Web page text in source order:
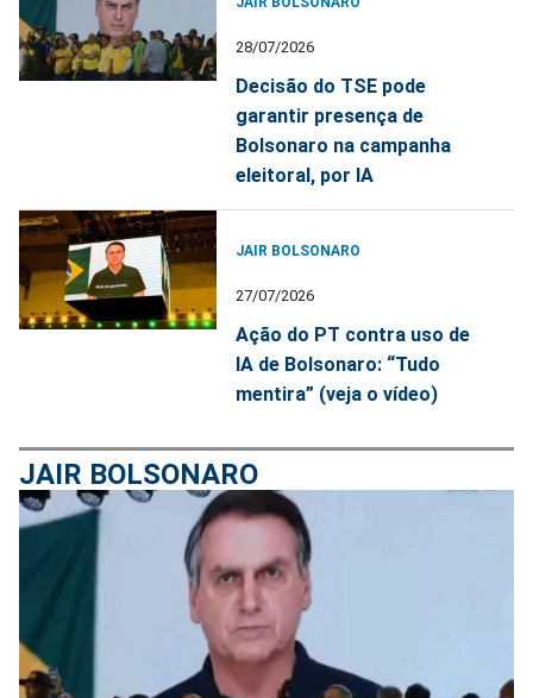
28/07/2026
Decisão do TSE pode
garantir presença de
Bolsonaro na campanha
eleitoral, por IA
JAIR BOLSONARO
27/07/2026
Ação do PT contra uso de
IA de Bolsonaro: “Tudo
mentira” (veja o vídeo)
JAIR BOLSONARO